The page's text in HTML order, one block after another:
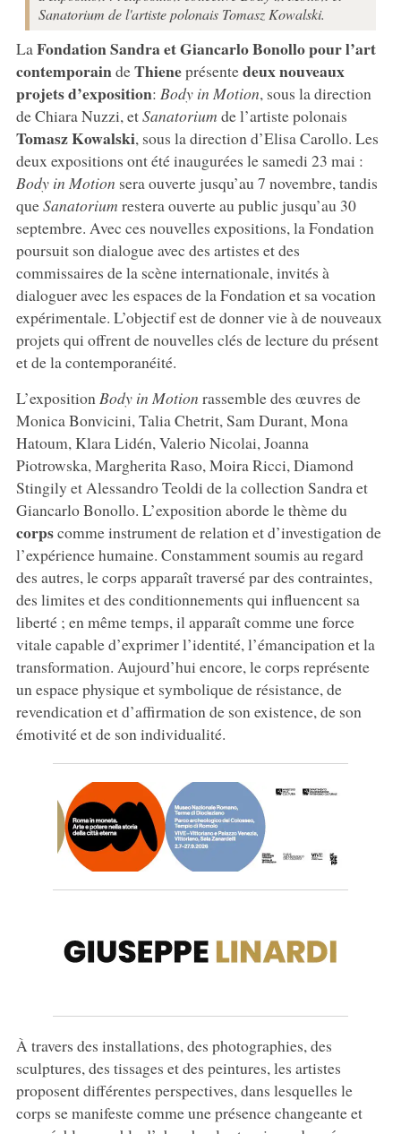
Sanatorium de l'artiste polonais Tomasz Kowalski.
LaFondation Sandra et Giancarlo Bonollo pour l’art
contemporaindeThieneprésentedeux nouveaux
projets d’exposition: Body in Motion, sous la direction
de Chiara Nuzzi, etSanatorium de l’artiste polonais
Tomasz Kowalski, sous la direction d’Elisa Carollo. Les
deux expositions ont été inaugurées le samedi 23 mai :
Body in Motion sera ouverte jusqu’au 7 novembre, tandis
queSanatorium restera ouverte au public jusqu’au 30
septembre. Avec ces nouvelles expositions, la Fondation
poursuit son dialogue avec des artistes et des
commissaires de la scène internationale, invités à
dialoguer avec les espaces de la Fondation et sa vocation
expérimentale. L’objectif est de donner vie à de nouveaux
projets qui offrent de nouvelles clés de lecture du présent
et de la contemporanéité.
L’exposition Body in Motion rassemble des œuvres de
Monica Bonvicini, Talia Chetrit, Sam Durant, Mona
Hatoum, Klara Lidén, Valerio Nicolai, Joanna
Piotrowska, Margherita Raso, Moira Ricci, Diamond
Stingily et Alessandro Teoldi de la collection Sandra et
Giancarlo Bonollo. L’exposition aborde le thème du
corpscomme instrument de relation et d’investigation de
l’expérience humaine. Constamment soumis au regard
des autres, le corps apparaît traversé par des contraintes,
des limites et des conditionnements qui influencent sa
liberté ; en même temps, il apparaît comme une force
vitale capable d’exprimer l’identité, l’émancipation et la
transformation. Aujourd’hui encore, le corps représente
un espace physique et symbolique de résistance, de
revendication et d’affirmation de son existence, de son
émotivité et de son individualité.
À travers des installations, des photographies, des
sculptures, des tissages et des peintures, les artistes
proposent différentes perspectives, dans lesquelles le
corps se manifeste comme une présence changeante et